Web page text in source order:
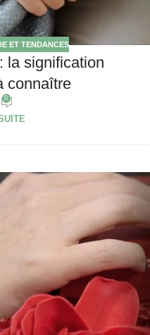
ET TENDANCES
la signification
connaître
0